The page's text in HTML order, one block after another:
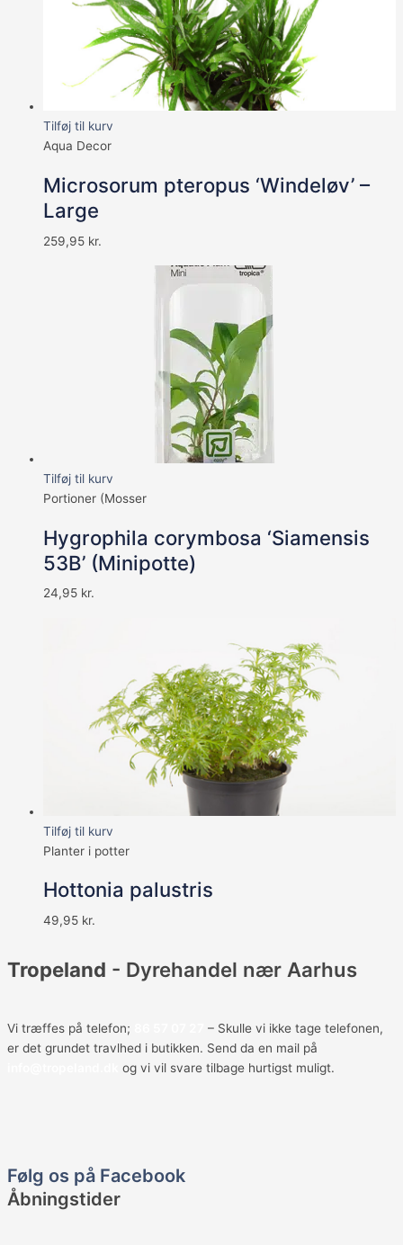
Tilføj til kurv
Aqua Decor
Microsorum pteropus ‘Windeløv’ –
Large
259,95 kr.
Tilføj til kurv
Portioner (Mosser
Hygrophila corymbosa ‘Siamensis
53B’ (Minipotte)
24,95 kr.
Tilføj til kurv
Planter i potter
Hottonia palustris
49,95 kr.
Tropeland - Dyrehandel nær Aarhus
Vi træffes på telefon;
– Skulle vi ikke tage telefonen,
er det grundet travlhed i butikken. Send da en mail på
og vi vil svare tilbage hurtigst muligt.
a
Følg os på Facebook
Åbningstider